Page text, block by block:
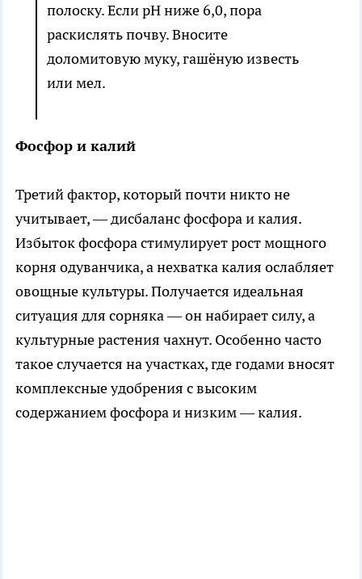
полоску. Если pH ниже 6,0, пора
раскислять почву. Вносите
доломитовую муку, гашёную известь
или мел.
Фосфор и калий
Третий фактор, который почти никто не
учитывает, — дисбаланс фосфора и калия.
Избыток фосфора стимулирует рост мощного
корня одуванчика, а нехватка калия ослабляет
овощные культуры. Получается идеальная
ситуация для сорняка — он набирает силу, а
культурные растения чахнут. Особенно часто
такое случается на участках, где годами вносят
комплексные удобрения с высоким
содержанием фосфора и низким — калия.